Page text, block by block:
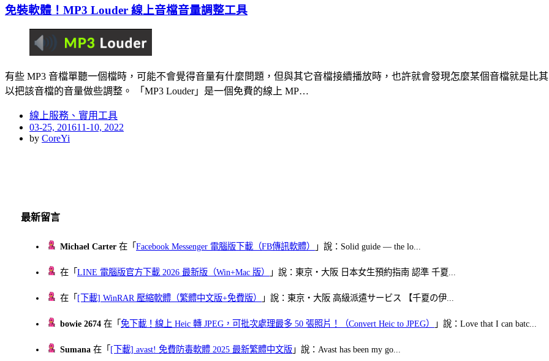
免裝軟體！MP3 Louder 線上音檔音量調整工具
有些 MP3 音檔單聽一個檔時，可能不會覺得音量有什麼問題，但與其它音檔接續播放時，也許就會發現怎麼某個音檔就是比
以把該音檔的音量做些調整。 「MP3 Louder」是一個免費的線上 MP…
線上服務、實用工具
Posted
on
03-25, 201611-10, 2022
by CoreYi
最新留言
Michael Carter 在「Facebook Messenger 電腦版下載（FB傳訊軟體） 」說：Solid guide — the lo...
在「LINE 電腦版官方下載 2026 最新版（Win+Mac 版） 」說：東京・大阪 日本女生預約指南 認準 千夏...
在「 [下載] WinRAR 壓縮軟體（繁體中文版+免費版） 」說：東京・大阪 高級派遣サービス 【千夏の伊...
bowie 2674 在「免下載！線上 Heic 轉 JPEG，可批次處理最多 50 張照片！（Convert Heic to JPEG） 」說：Love that I can batc...
Sumana 在「 [下載] avast! 免費防毒軟體 2025 最新繁體中文版 」說：Avast has been my go...